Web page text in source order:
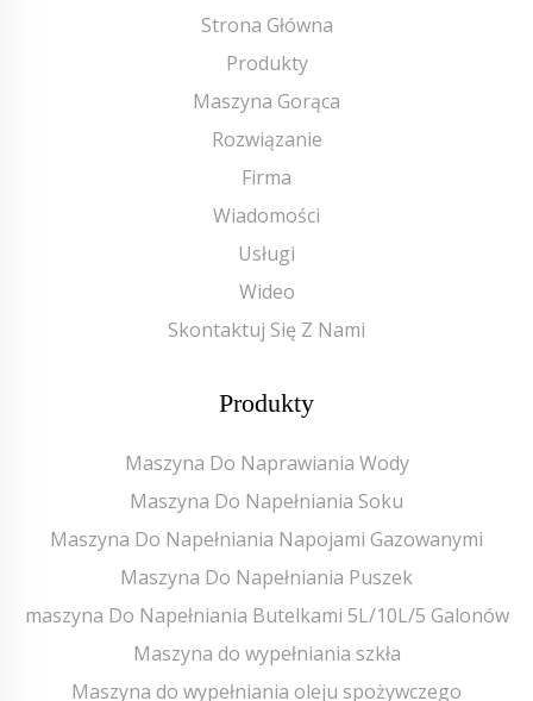
Strona Główna
Produkty
Maszyna Gorąca
Rozwiązanie
Firma
Wiadomości
Usługi
Wideo
Skontaktuj Się Z Nami
Produkty
Maszyna Do Naprawiania Wody
Maszyna Do Napełniania Soku
Maszyna Do Napełniania Napojami Gazowanymi
Maszyna Do Napełniania Puszek
maszyna Do Napełniania Butelkami 5L/10L/5 Galonów
Maszyna do wypełniania szkła
Maszyna do wypełniania oleju spożywczego